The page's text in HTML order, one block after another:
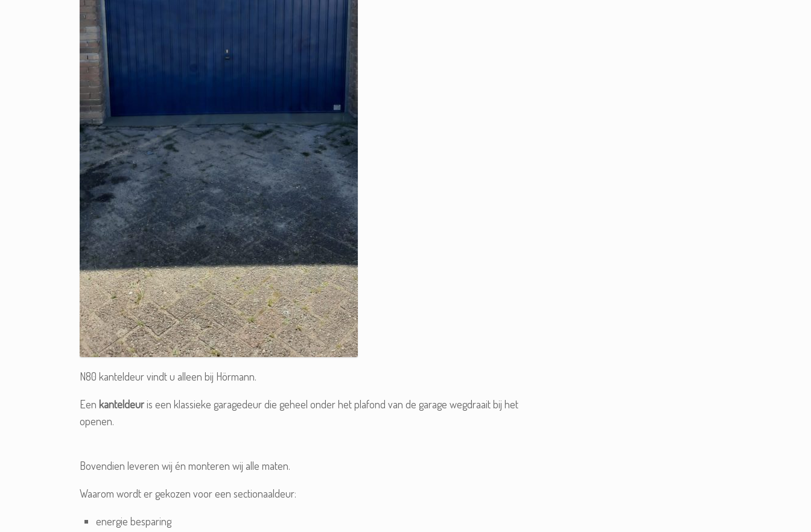
N80 kanteldeur vindt u alleen bij Hörmann.
Een kanteldeuris een klassieke garagedeur die geheel onder het plafond van de garage wegdraait bij het
openen.
Bovendien leveren wij én monteren wij alle maten.
Waarom wordt er gekozen voor een sectionaaldeur:
energie besparing